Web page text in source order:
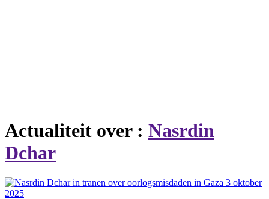
Actualiteit over : Nasrdin
Dchar
3 oktober
2025